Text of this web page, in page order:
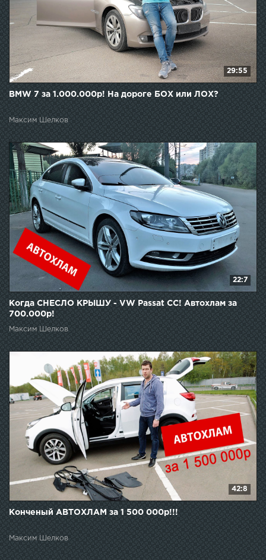
29:55
BMW 7 за 1.000.000р! На дороге БОХ или ЛОХ?
Максим Шелков
22:7
Когда СНЕСЛО КРЫШУ - VW Passat CC! Автохлам за
700.000р!
Максим Шелков
42:8
Конченый АВТОХЛАМ за 1 500 000р!!!
Максим Шелков